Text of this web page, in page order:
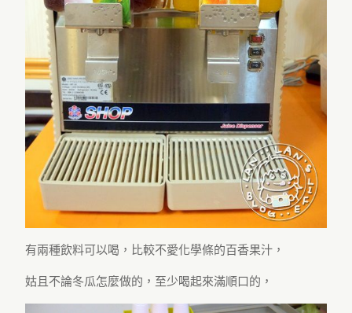
有兩種飲料可以喝，比較不愛化學條的百香果汁，
姑且不論冬瓜怎麼做的，至少喝起來滿順口的，